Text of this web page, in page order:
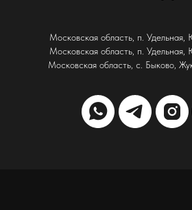
Московская область, п.
Московская область, п.
Московская область, с. Быково,